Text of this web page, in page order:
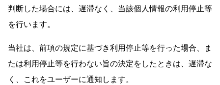
判断した場合には、遅滞なく、当該個人情報の利用停止等
を行います。
当社は、前項の規定に基づき利用停止等を行った場合、ま
たは利用停止等を行わない旨の決定をしたときは、遅滞な
く、これをユーザーに通知します。